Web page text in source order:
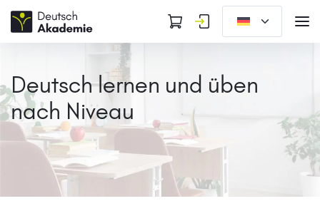
Deutsch lernen und üben
nach Niveau